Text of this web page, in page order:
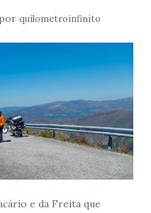
por quilometroinfinito
e da Freita que